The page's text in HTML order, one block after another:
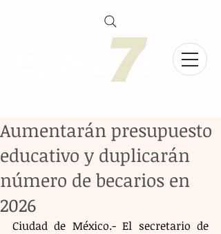
Aumentarán presupuesto
educativo y duplicarán
número de becarios en
2026
Ciudad de México.- El secretario de